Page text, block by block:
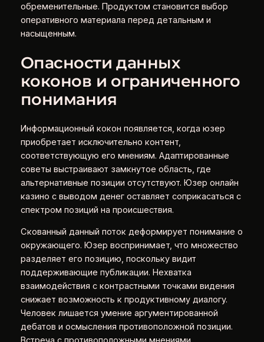
обременительные. Продуктом становится выбор
оперативного материала перед детальным и
насыщенным.
Опасности данных
коконов и ограниченного
понимания
Информационный кокон появляется, когда юзер
приобретает исключительно контент,
соответствующую его мнениям. Адаптированные
советы выстраивают замкнутое область, где
альтернативные позиции отсутствуют. Юзер онлайн
казино с выводом денег оставляет соприкасаться с
спектром позиций на происшествия.
Скованный данный поток деформирует понимание о
окружающего. Юзер воспринимает, что множество
разделяет его позицию, поскольку видит
поддерживающие публикации. Нехватка
взаимодействия с контрастными точками видения
снижает возможность к продуктивному диалогу.
Человек лишается умение аргументированной
дебатов и осмысления противоположной позиции.